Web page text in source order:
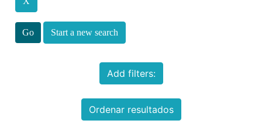
Start a new search
Add filters:
Ordenar resultados